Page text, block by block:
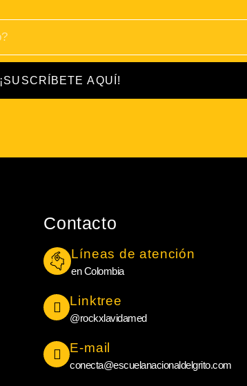
¡SUSCRÍBETE AQUÍ!
Contacto
Líneas de atención
en Colombia
Linktree
@rockxlavidamed
E-mail
conecta@escuelanacionaldelgrito.com